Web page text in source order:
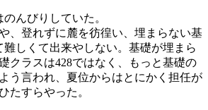
んびりしていた。
、登れずに麓を彷徨い、埋まらない基
難しくて出来やしない。基礎が埋まら
クラスは428ではなく、もっと基礎の
う言われ、夏位からはとにかく担任が
たすらやった。